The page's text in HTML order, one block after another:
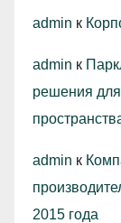
admin к
admin к
решения для
admin к
2015 года